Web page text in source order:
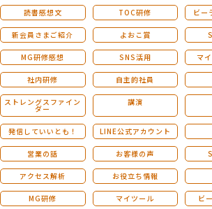
読書感想文 TOC研修 ビー
新会員さまご紹介 よおこ賞
MG研修感想 SNS活用 マ
社内研修 自主的社員
ストレングスファイン
ダー
講演
発信していいとも！ LINE公式アカウント
営業の話 お客様の声
アクセス解析 お役立ち情報
MG研修 マイツール ビ